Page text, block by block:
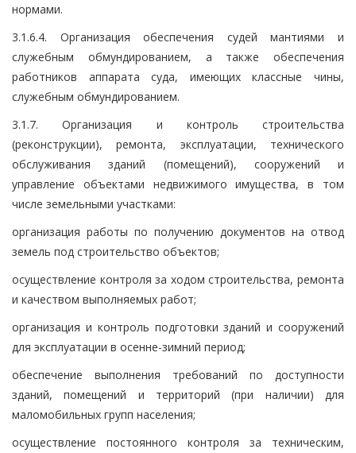
нормами.
3.1.6.4. Организация обеспечения судей мантиями и
служебным обмундированием, а также обеспечения
работников аппарата суда, имеющих классные чины,
служебным обмундированием.
3.1.7. Организация и контроль строительства
(реконструкции), ремонта, эксплуатации, технического
обслуживания зданий (помещений), сооружений и
управление объектами недвижимого имущества, в том
числе земельными участками:
организация работы по получению документов на отвод
земель под строительство объектов;
осуществление контроля за ходом строительства, ремонта
и качеством выполняемых работ;
организация и контроль подготовки зданий и сооружений
для эксплуатации в осенне-зимний период;
обеспечение выполнения требований по доступности
зданий, помещений и территорий (при наличии) для
маломобильных групп населения;
осуществление постоянного контроля за техническим,